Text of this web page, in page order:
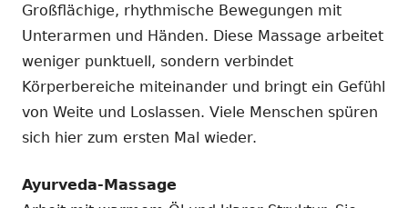
Großflächige, rhythmische Bewegungen mit
Unterarmen und Händen. Diese Massage arbeitet
weniger punktuell, sondern verbindet
Körperbereiche miteinander und bringt ein Gefühl
von Weite und Loslassen. Viele Menschen spüren
sich hier zum ersten Mal wieder.
Ayurveda-Massage